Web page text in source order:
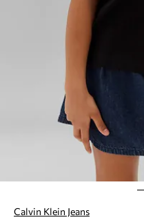
Calvin Klein Jeans